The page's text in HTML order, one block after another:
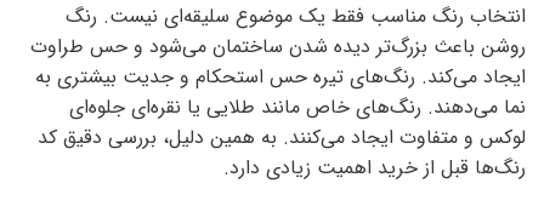
انتخاب رنگ مناسب فقط یک موضوع سلیقه‌ای نیست. رنگ
روشن باعث بزرگ‌تر دیده شدن ساختمان می‌شود و حس طراوت
ایجاد می‌کند. رنگ‌های تیره حس استحکام و جدیت بیشتری به
نما می‌دهند. رنگ‌های خاص مانند طلایی یا نقره‌ای جلوه‌ای
لوکس و متفاوت ایجاد می‌کنند. به همین دلیل، بررسی دقیق کد
رنگ‌ها قبل از خرید اهمیت زیادی دارد.